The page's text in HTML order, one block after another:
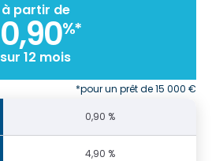
à partir de
0,90%*
sur 12 mois
*pour un prêt de 15 000 €
0,90 %
4,90 %